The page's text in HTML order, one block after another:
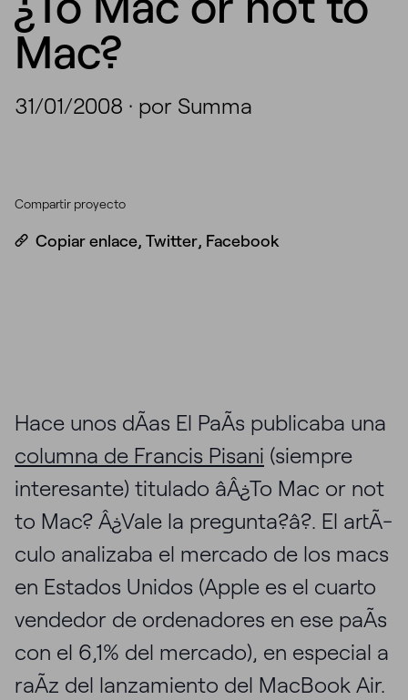
Mac?
31/01/2008 · por Summa
Compartir proyecto
Copiar enlace, Twitter, Facebook
Hace unos dÃ­as El PaÃ­s publicaba una
columna de Francis Pisani (siempre
interesante) titulado âÂ¿To Mac or not
to Mac? Â¿Vale la pregunta?â?. El artÃ­
culo analizaba el mercado de los macs
en Estados Unidos (Apple es el cuarto
vendedor de ordenadores en ese paÃ­s
con el 6,1% del mercado), en especial a
raÃ­z del lanzamiento del MacBook Air.